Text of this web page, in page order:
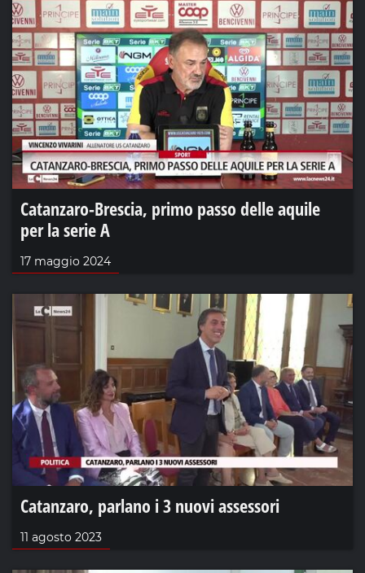
Catanzaro-Brescia, primo passo delle aquile
per la serie A
17 maggio 2024
Catanzaro, parlano i 3 nuovi assessori
11 agosto 2023